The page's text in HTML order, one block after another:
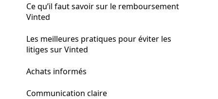
Ce qu’il faut savoir sur le remboursement
Vinted
Les meilleures pratiques pour éviter les
litiges sur Vinted
Achats informés
Communication claire